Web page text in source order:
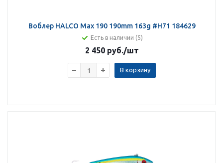
Воблер HALCO Max 190 190mm 163g #H71 184629
Есть в наличии (5)
2 450 руб./шт
В корзину